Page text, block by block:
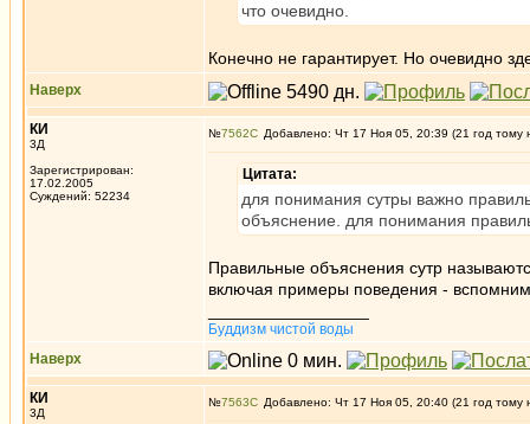
что очевидно.
Конечно не гарантирует. Но очевидно
Наверх
КИ
3Д
Зарегистрирован:
17.02.2005
Суждений: 52234
№7562 Добавлено: Чт 17 Ноя 05, 20:39 (21 год тому
Цитата:
для понимания сутры важно
объяснение. для понимания
Правильные объяснения сутр
включая примеры поведения -
Буддизм чистой воды
Наверх
КИ
3Д
№7563 Добавлено: Чт 17 Ноя 05, 20:40 (21 год тому